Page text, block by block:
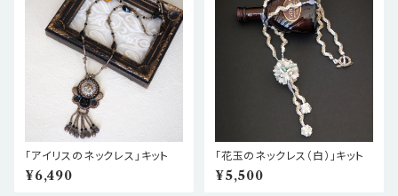
「アイリスのネックレス」キット
¥6,490
「花玉のネックレス（白）」キット
¥5,500